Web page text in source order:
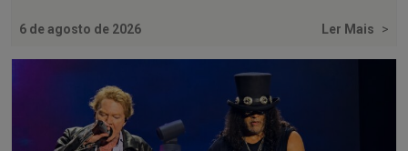
6 de agosto de 2026 Ler Mais >